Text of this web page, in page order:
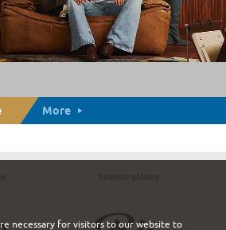
More
necessary for visitors to our website to